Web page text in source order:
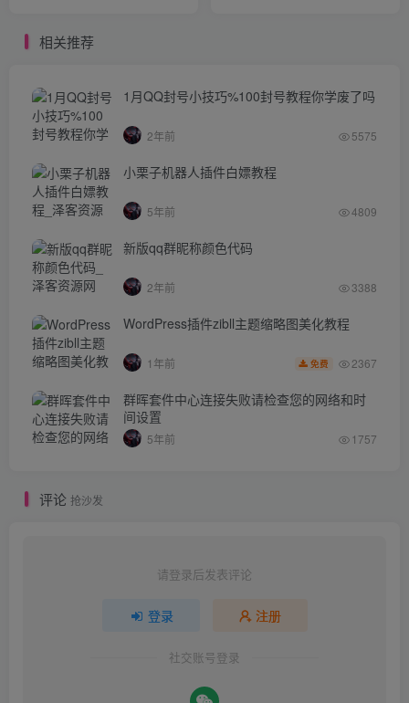
相关推荐
1月QQ封号小技巧%100封号教程你学废了吗
2年前 5575
小栗子机器人插件白嫖教程
5年前 4809
新版qq群昵称颜色代码
2年前 3388
WordPress插件zibll主题缩略图美化教程
1年前 免费 2367
群晖套件中心连接失败请检查您的网络和时
间设置
5年前 1757
评论 抢沙发
请登录后发表评论
登录 注册
社交账号登录